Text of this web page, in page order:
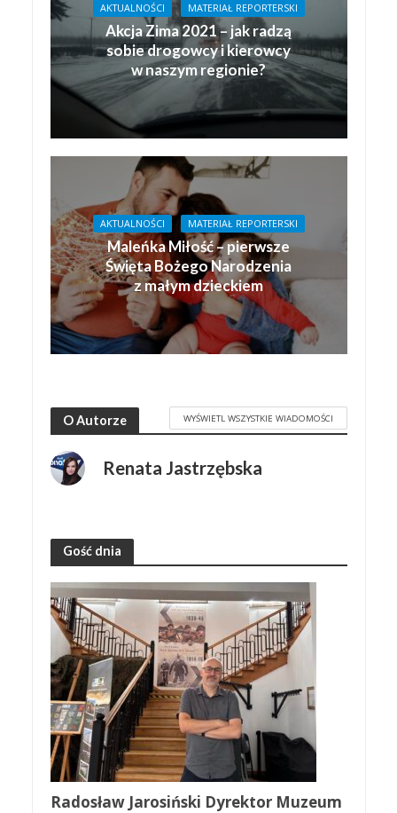
AKTUALNOŚCI MATERIAŁ REPORTERSKI
Akcja Zima 2021 – jak radzą
sobie drogowcy i kierowcy
w naszym regionie?
AKTUALNOŚCI MATERIAŁ REPORTERSKI
Maleńka Miłość – pierwsze
Święta Bożego Narodzenia
z małym dzieckiem
O Autorze WYŚWIETL WSZYSTKIE WIADOMOŚCI
Renata Jastrzębska
Gość dnia
Radosław Jarosiński Dyrektor Muzeum